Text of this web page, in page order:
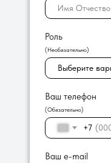
Роль
(Необязательно)
Ваш телефон
(Обязательно)
+7
Ваш e-mail